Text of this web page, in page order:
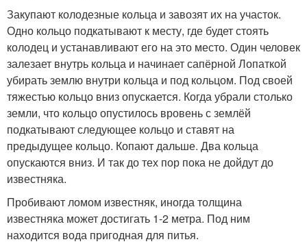
Закупают колодезные кольца и завозят их на участок.
Одно кольцо подкатывают к месту, где будет стоять
колодец и устанавливают его на это место. Один человек
залезает внутрь кольца и начинает сапёрной Лопаткой
убирать землю внутри кольца и под кольцом. Под своей
тяжестью кольцо вниз опускается. Когда убрали столько
земли, что кольцо опустилось вровень с землёй
подкатывают следующее кольцо и ставят на
предыдущее кольцо. Копают дальше. Два кольца
опускаются вниз. И так до тех пор пока не дойдут до
известняка.
Пробивают ломом известняк, иногда толщина
известняка может достигать 1-2 метра. Под ним
находится вода пригодная для питья.